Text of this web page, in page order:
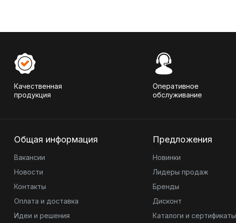
Качественная
продукция
Оперативное
обслуживание
Общая информация
Вакансии
Новости
Контакты
Оплата и доставка
Идеи и решения
Предложения
Новинки
Лидеры продаж
Бренды
Дисконт
Каталоги и сертификаты